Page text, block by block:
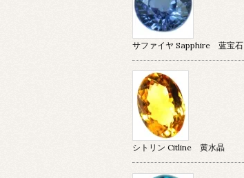
サファイヤ Sapphire 蓝宝石
シトリン Citline 黄水晶